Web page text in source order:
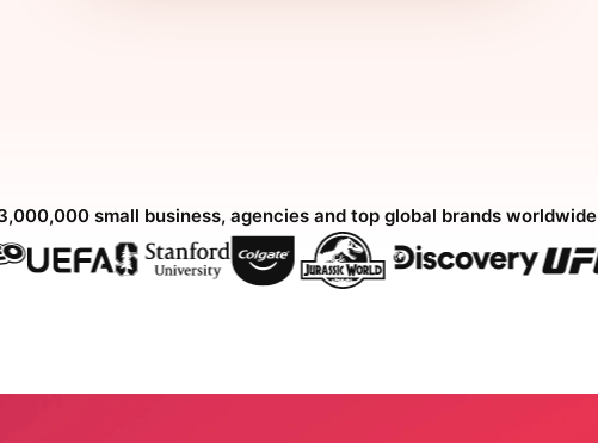
small business, agencies and top global brands worldwide